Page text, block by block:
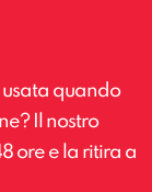
usata quando
Il nostro
ore e la ritira a